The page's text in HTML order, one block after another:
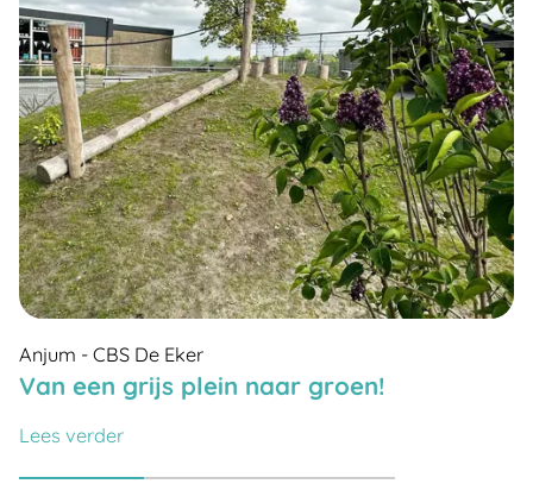
Anjum - CBS De Eker
Van een grijs plein naar groen!
Lees verder